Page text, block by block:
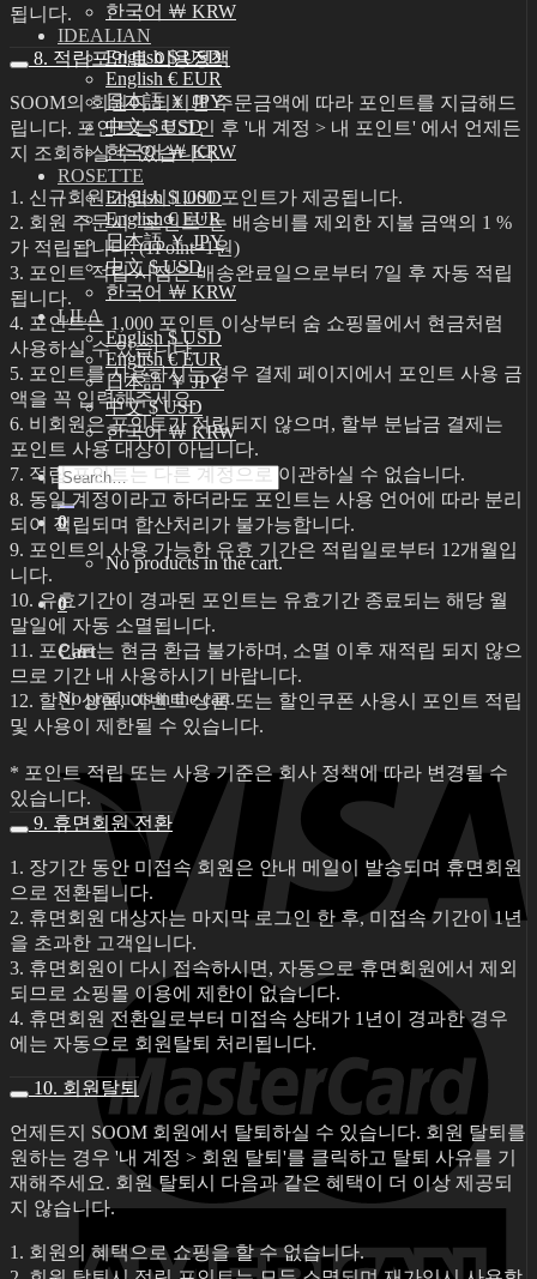
한국어 ￦ KRW
IDEALIAN
English $ USD
English € EUR
日本語 ￥ JPY
中文 $ USD
한국어 ￦ KRW
ROSETTE
English $ USD
English € EUR
日本語 ￥ JPY
中文 $ USD
한국어 ￦ KRW
LILA
English $ USD
English € EUR
日本語 ￥ JPY
中文 $ USD
한국어 ￦ KRW
Search
for:
0
No products in the cart.
0
Cart
No products in the cart.
됩니다.
8. 적립포인트 이용정책
SOOM의 회원이 되시면 주문금액에 따라 포인트를 지급해드
립니다. 포인트는 로그인 후 '내 계정 > 내 포인트' 에서 언제든
지 조회하실 수 있습니다.
1. 신규회원 가입시 1,000 포인트가 제공됩니다.
2. 회원 주문시 "포인트"는 배송비를 제외한 지불 금액의 1 %
가 적립됩니다. (1Point=1원)
3. 포인트 적립 시점은 배송완료일으로부터 7일 후 자동 적립
됩니다.
4. 포인트는 1,000 포인트 이상부터 숨 쇼핑몰에서 현금처럼
사용하실 수 있습니다.
5. 포인트를 사용하시는 경우 결제 페이지에서 포인트 사용 금
액을 꼭 입력해주세요.
6. 비회원은 포인트가 적립되지 않으며, 할부 분납금 결제는
포인트 사용 대상이 아닙니다.
7. 적립 포인트는 다른 계정으로 이관하실 수 없습니다.
8. 동일 계정이라고 하더라도 포인트는 사용 언어에 따라 분리
되어 적립되며 합산처리가 불가능합니다.
9. 포인트의 사용 가능한 유효 기간은 적립일로부터 12개월입
니다.
10. 유효기간이 경과된 포인트는 유효기간 종료되는 해당 월
말일에 자동 소멸됩니다.
11. 포인트는 현금 환급 불가하며, 소멸 이후 재적립 되지 않으
므로 기간 내 사용하시기 바랍니다.
12. 할인 상품, 이벤트 상품 또는 할인쿠폰 사용시 포인트 적립
및 사용이 제한될 수 있습니다.
* 포인트 적립 또는 사용 기준은 회사 정책에 따라 변경될 수
있습니다.
9. 휴면회원 전환
1. 장기간 동안 미접속 회원은 안내 메일이 발송되며 휴면회원
으로 전환됩니다.
2. 휴면회원 대상자는 마지막 로그인 한 후, 미접속 기간이 1년
을 초과한 고객입니다.
3. 휴면회원이 다시 접속하시면, 자동으로 휴면회원에서 제외
되므로 쇼핑몰 이용에 제한이 없습니다.
4. 휴면회원 전환일로부터 미접속 상태가 1년이 경과한 경우
에는 자동으로 회원탈퇴 처리됩니다.
10. 회원탈퇴
언제든지 SOOM 회원에서 탈퇴하실 수 있습니다. 회원 탈퇴를
원하는 경우 '내 계정 > 회원 탈퇴'를 클릭하고 탈퇴 사유를 기
재해주세요. 회원 탈퇴시 다음과 같은 혜택이 더 이상 제공되
지 않습니다.
1. 회원의 혜택으로 쇼핑을 할 수 없습니다.